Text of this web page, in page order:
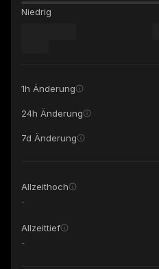
Niedrig
1h Änderung
24h Änderung
7d Änderung
Allzeithoch
-
Allzeittief
-